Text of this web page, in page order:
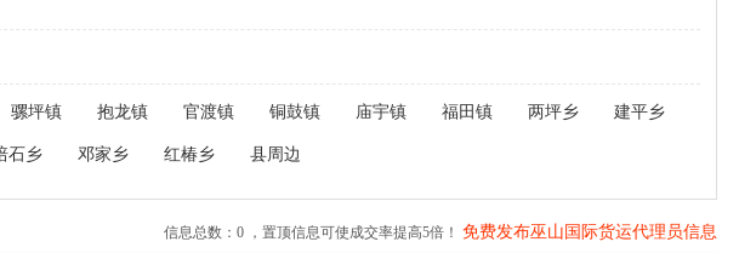
骡坪镇 抱龙镇 官渡镇 铜鼓镇 庙宇镇 福田镇 两坪乡 建平乡
石乡 邓家乡 红椿乡 县周边
信息总数： 0 ，置顶信息可使成交率提高5倍！ 免费发布巫山国际货运代理员信息